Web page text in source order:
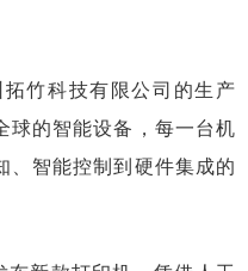
竹科技有限公司的生产
球的智能设备，每一台机
、智能控制到硬件集成的